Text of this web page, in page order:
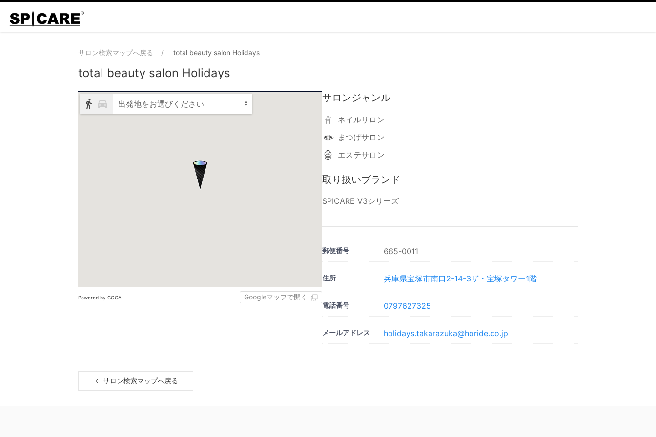
サロン検索マップへ戻る total beauty salon Holidays
total beauty salon Holidays
出発地をお選びください
Powered by GOGA Googleマップで開く
サロンジャンル
ネイルサロン
まつげサロン
エステサロン
取り扱いブランド
SPICARE V3シリーズ
郵便番号 665-0011
住所 兵庫県宝塚市南口2-14-3ザ・宝塚タワー1階
電話番号 0797627325
メールアドレス holidays.takarazuka@horide.co.jp
サロン検索マップへ戻る